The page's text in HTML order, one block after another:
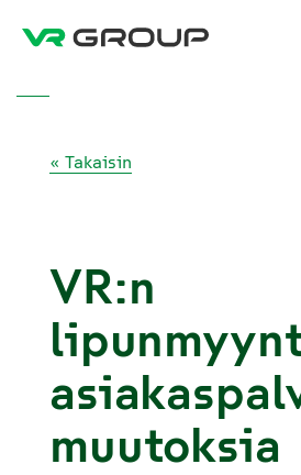
« Takaisin
VR:n
muutoksia